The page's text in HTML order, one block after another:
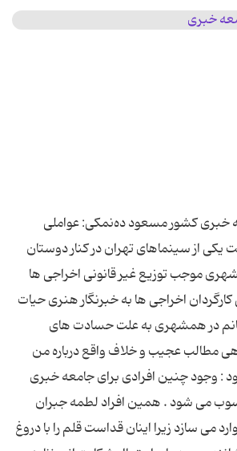
خبری کشور مسعود ده‌نمکی: عواملی
یکی از سینماهای تهران در کنار دوستان
موجب توزیع غیر قانونی اخراجی ها
اخراجی ها به خبرنگار هنری حیات
در همشهری به علت حسادت های
مطالب عجیب و خلاف واقع درباره من
: وجود چنین افرادی برای جامعه خبری
می شود . همین افراد لطمه جبران
می سازد زیرا اینان قداست قلم را با دروغ